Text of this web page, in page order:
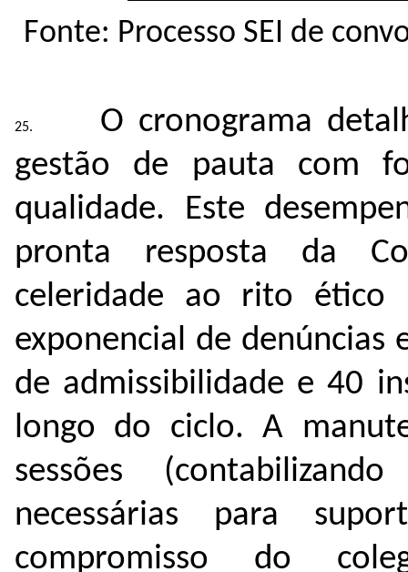
Fonte: Processo SEI de
O cronograma
gestão de pauta com
qualidade. Este
pronta resposta da
celeridade ao rito ético
exponencial de denúncias
de admissibilidade e 40
longo do ciclo. A
sessões
necessárias para
compromisso do